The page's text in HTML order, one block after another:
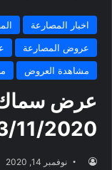
اخبار المصارعة
عروض المصارعة
مشاهدة العروض
عرض سماك
13/11/2020 مترجم
نوفمبر 14, 2020